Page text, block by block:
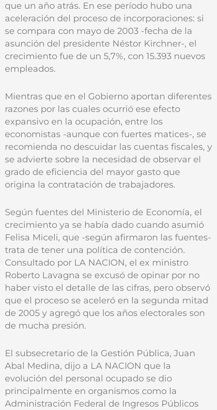
que un año atrás. En ese período hubo una
aceleración del proceso de incorporaciones: si
se compara con mayo de 2003 -fecha de la
asunción del presidente Néstor Kirchner-, el
crecimiento fue de un 5,7%, con 15.393 nuevos
empleados.
Mientras que en el Gobierno aportan diferentes
razones por las cuales ocurrió ese efecto
expansivo en la ocupación, entre los
economistas -aunque con fuertes matices-, se
recomienda no descuidar las cuentas fiscales, y
se advierte sobre la necesidad de observar el
grado de eficiencia del mayor gasto que
origina la contratación de trabajadores.
Según fuentes del Ministerio de Economía, el
crecimiento ya se había dado cuando asumió
Felisa Miceli, que -según afirmaron las fuentes-
trata de tener una política de contención.
Consultado por LA NACION, el ex ministro
Roberto Lavagna se excusó de opinar por no
haber visto el detalle de las cifras, pero observó
que el proceso se aceleró en la segunda mitad
de 2005 y agregó que los años electorales son
de mucha presión.
El subsecretario de la Gestión Pública, Juan
Abal Medina, dijo a LA NACION que la
evolución del personal ocupado se dio
principalmente en organismos como la
Administración Federal de Ingresos Públicos